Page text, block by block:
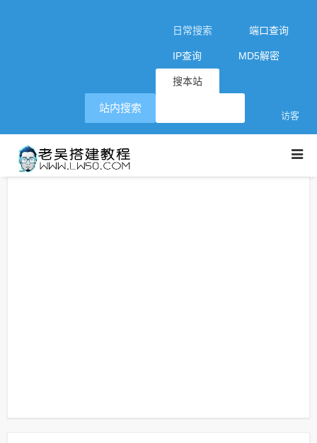
日常搜索 端口查询
IP查询 MD5解密
搜本站
访客
站内搜索